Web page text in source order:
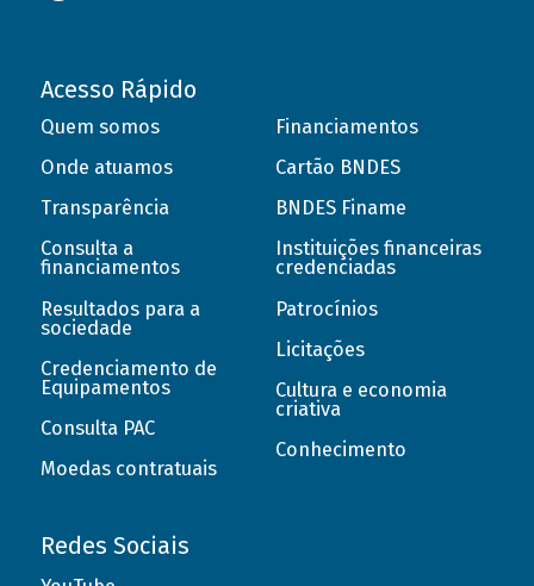
Acesso Rápido
Quem somos
Onde atuamos
Transparência
Consulta a
financiamentos
Resultados para a
sociedade
Credenciamento de
Equipamentos
Consulta PAC
Moedas contratuais
Financiamentos
Cartão BNDES
BNDES Finame
Instituições financeiras
credenciadas
Patrocínios
Licitações
Cultura e economia
criativa
Conhecimento
Redes Sociais